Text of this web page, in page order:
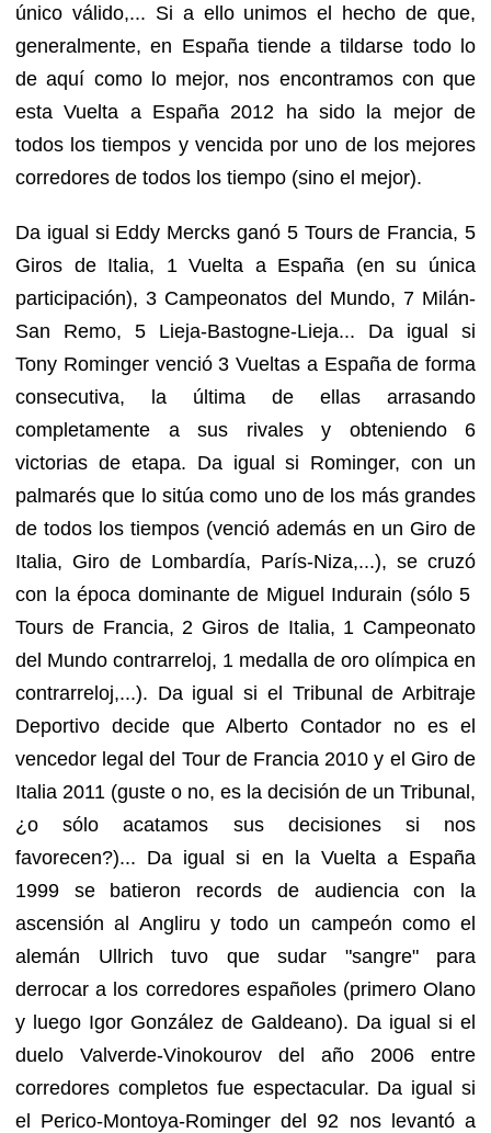
único válido,... Si a ello unimos el hecho de que,
generalmente, en España tiende a tildarse todo lo
de aquí como lo mejor, nos encontramos con que
esta Vuelta a España 2012 ha sido la mejor de
todos los tiempos y vencida por uno de los mejores
corredores de todos los tiempo (sino el mejor).
Da igual si Eddy Mercks ganó 5 Tours de Francia, 5
Giros de Italia, 1 Vuelta a España (en su única
participación), 3 Campeonatos del Mundo, 7 Milán-
San Remo, 5 Lieja-Bastogne-Lieja... Da igual si
Tony Rominger venció 3 Vueltas a España de forma
consecutiva, la última de ellas arrasando
completamente a sus rivales y obteniendo 6
victorias de etapa. Da igual si Rominger, con un
palmarés que lo sitúa como uno de los más grandes
de todos los tiempos (venció además en un Giro de
Italia, Giro de Lombardía, París-Niza,...), se cruzó
con la época dominante de Miguel Indurain (sólo 5
Tours de Francia, 2 Giros de Italia, 1 Campeonato
del Mundo contrarreloj, 1 medalla de oro olímpica en
contrarreloj,...). Da igual si el Tribunal de Arbitraje
Deportivo decide que Alberto Contador no es el
vencedor legal del Tour de Francia 2010 y el Giro de
Italia 2011 (guste o no, es la decisión de un Tribunal,
¿o sólo acatamos sus decisiones si nos
favorecen?)... Da igual si en la Vuelta a España
1999 se batieron records de audiencia con la
ascensión al Angliru y todo un campeón como el
alemán Ullrich tuvo que sudar "sangre" para
derrocar a los corredores españoles (primero Olano
y luego Igor González de Galdeano). Da igual si el
duelo Valverde-Vinokourov del año 2006 entre
corredores completos fue espectacular. Da igual si
el Perico-Montoya-Rominger del 92 nos levantó a